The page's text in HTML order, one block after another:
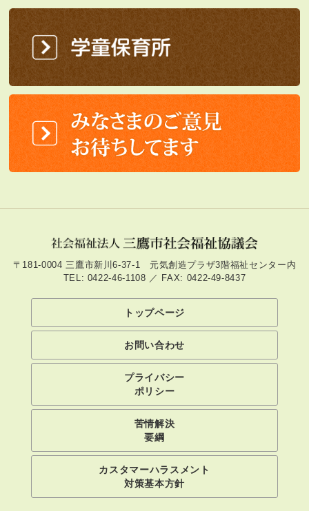
〒181-0004 三鷹市新川6-37-1 元気創造プラザ3階福祉センター内
TEL: 0422-46-1108 ／ FAX: 0422-49-8437
トップページ
お問い合わせ
プライバシー
ポリシー
苦情解決
要綱
カスタマーハラスメント
対策基本方針